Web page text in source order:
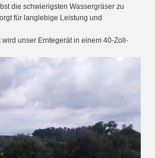
die schwierigsten Wassergräser zu
für langlebige Leistung und
unser Erntegerät in einem 40-Zoll-